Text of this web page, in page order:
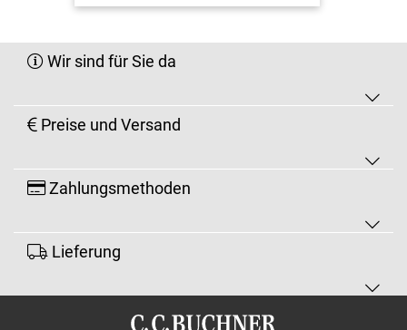
Wir sind für Sie da
Preise und Versand
Zahlungsmethoden
Lieferung